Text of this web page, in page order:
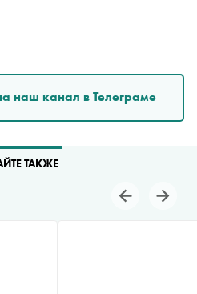
наш канал в Телеграме
ТАКЖЕ